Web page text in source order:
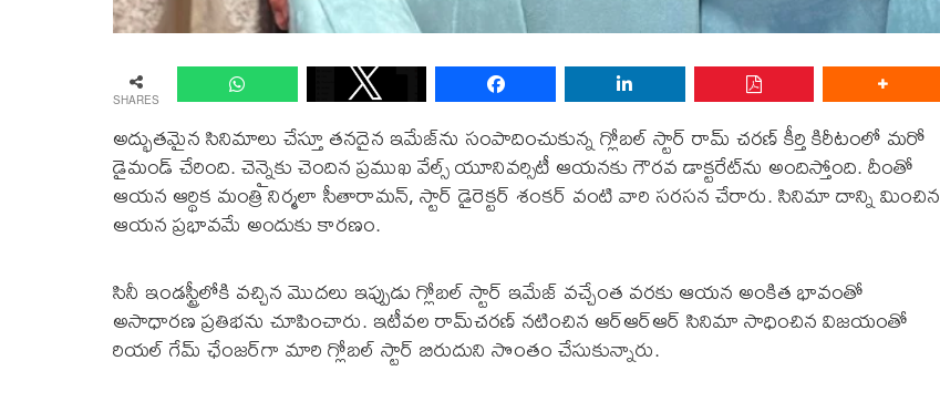
SHARES
అద్భుత‌మైన సినిమాలు చేస్తూ త‌న‌దైన ఇమేజ్‌ను సంపాదించుకున్న గ్లోబ‌ల్ స్టార్ రామ్ చ‌ర‌ణ్ కీర్తి కిరీటంలో మ‌రో
డైమండ్ చేరింది. చెన్నైకు చెందిన ప్ర‌ముఖ వేల్స్ యూనివ‌ర్సిటీ ఆయ‌న‌కు గౌర‌వ డాక్ట‌రేట్‌ను అందిస్తోంది. దీంతో
ఆయ‌న ఆర్థిక మంత్రి నిర్మలా సీతారామ‌న్‌, స్టార్ డైరెక్ట‌ర్ శంక‌ర్ వంటి వారి స‌ర‌స‌న చేరారు. సినిమా దాన్ని మించిన
ఆయ‌న ప్ర‌భావ‌మే అందుకు కార‌ణం.
సినీ ఇండ‌స్ట్రీలోకి వ‌చ్చిన మొద‌లు ఇప్పుడు గ్లోబ‌ల్ స్టార్ ఇమేజ్ వ‌చ్చేంత వ‌ర‌కు ఆయ‌న అంకిత భావంతో
అసాధార‌ణ ప్ర‌తిభ‌ను చూపించారు. ఇటీవ‌ల రామ్‌చ‌ర‌ణ్‌ న‌టించిన ఆర్ఆర్ఆర్ సినిమా సాధించిన విజ‌యంతో
రియ‌ల్ గేమ్ ఛేంజ‌ర్‌గా మారి గ్లోబ‌ల్ స్టార్ బిరుదుని సొంతం చేసుకున్నారు.